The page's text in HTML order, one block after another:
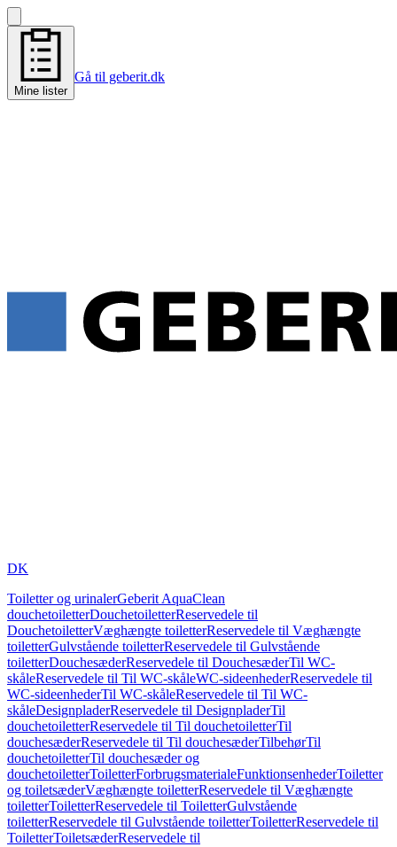
Mine lister
Gå til geberit.dk
DK
Toiletter og urinalerGeberit AquaClean
douchetoiletterDouchetoiletterReservedele til
DouchetoiletterVæghængte toiletterReservedele til Væghængte
toiletterGulvstående toiletterReservedele til Gulvstående
toiletterDouchesæderReservedele til DouchesæderTil WC-
skåleReservedele til Til WC-skåleWC-sideenhederReservedele til
WC-sideenhederTil WC-skåleReservedele til Til WC-
skåleDesignpladerReservedele til DesignpladerTil
douchetoiletterReservedele til Til douchetoiletterTil
douchesæderReservedele til Til douchesæderTilbehørTil
douchetoiletterTil douchesæder og
douchetoiletterToiletterForbrugsmaterialeFunktionsenhederToiletter
og toiletsæderVæghængte toiletterReservedele til Væghængte
toiletterToiletterReservedele til ToiletterGulvstående
toiletterReservedele til Gulvstående toiletterToiletterReservedele til
ToiletterToiletsæderReservedele til